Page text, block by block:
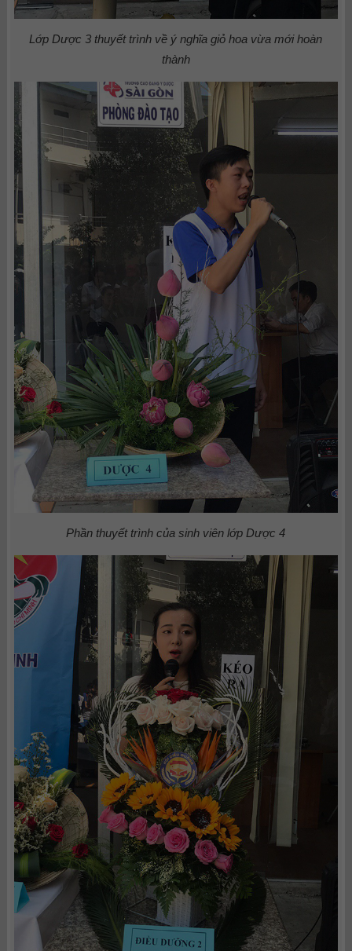
Lớp Dược 3 thuyết trình về ý nghĩa giỏ hoa vừa mới hoàn
thành
Phần thuyết trình của sinh viên lớp Dược 4